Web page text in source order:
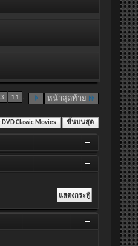
3 11 ... หน้าสุดท้าย
DVD Classic Movies ขึ้นบนสุด